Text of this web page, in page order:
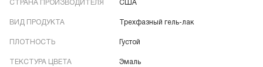
СТРАНА ПРОИЗВОДИТЕЛЯ США
ВИД ПРОДУКТА Трехфазный гель-лак
ПЛОТНОСТЬ Густой
ТЕКСТУРА ЦВЕТА Эмаль